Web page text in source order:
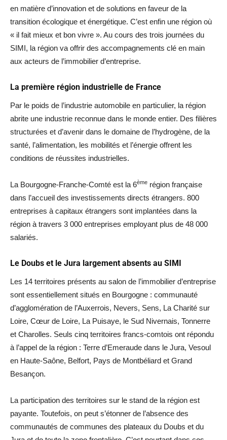
en matière d’innovation et de solutions en faveur de la
transition écologique et énergétique. C’est enfin une région où
« il fait mieux et bon vivre ». Au cours des trois journées du
SIMI, la région va offrir des accompagnements clé en main
aux acteurs de l’immobilier d’entreprise.
La première région industrielle de France
Par le poids de l’industrie automobile en particulier, la région
abrite une industrie reconnue dans le monde entier. Des filières
structurées et d’avenir dans le domaine de l’hydrogène, de la
santé, l’alimentation, les mobilités et l’énergie offrent les
conditions de réussites industrielles.
La Bourgogne-Franche-Comté est la 6ème région française
dans l’accueil des investissements directs étrangers. 800
entreprises à capitaux étrangers sont implantées dans la
région à travers 3 000 entreprises employant plus de 48 000
salariés.
Le Doubs et le Jura largement absents au SIMI
Les 14 territoires présents au salon de l’immobilier d’entreprise
sont essentiellement situés en Bourgogne : communauté
d’agglomération de l’Auxerrois, Nevers, Sens, La Charité sur
Loire, Cœur de Loire, La Puisaye, le Sud Nivernais, Tonnerre
et Charolles. Seuls cinq territoires francs-comtois ont répondu
à l’appel de la région : Terre d’Emeraude dans le Jura, Vesoul
en Haute-Saône, Belfort, Pays de Montbéliard et Grand
Besançon.
La participation des territoires sur le stand de la région est
payante. Toutefois, on peut s’étonner de l’absence des
communautés de communes des plateaux du Doubs et du